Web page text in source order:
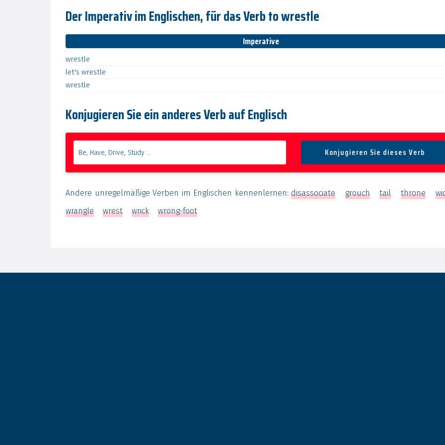
Der Imperativ im Englischen, für das Verb to wrestle
Imperative
wrestle
let's wrestle
wrestle
Konjugieren Sie ein anderes Verb auf Englisch
Andere unregelmäßige Verben im Englischen kennenlernen:disassociate grouch tail throne
wrangle
wrest wrick wrong-foot